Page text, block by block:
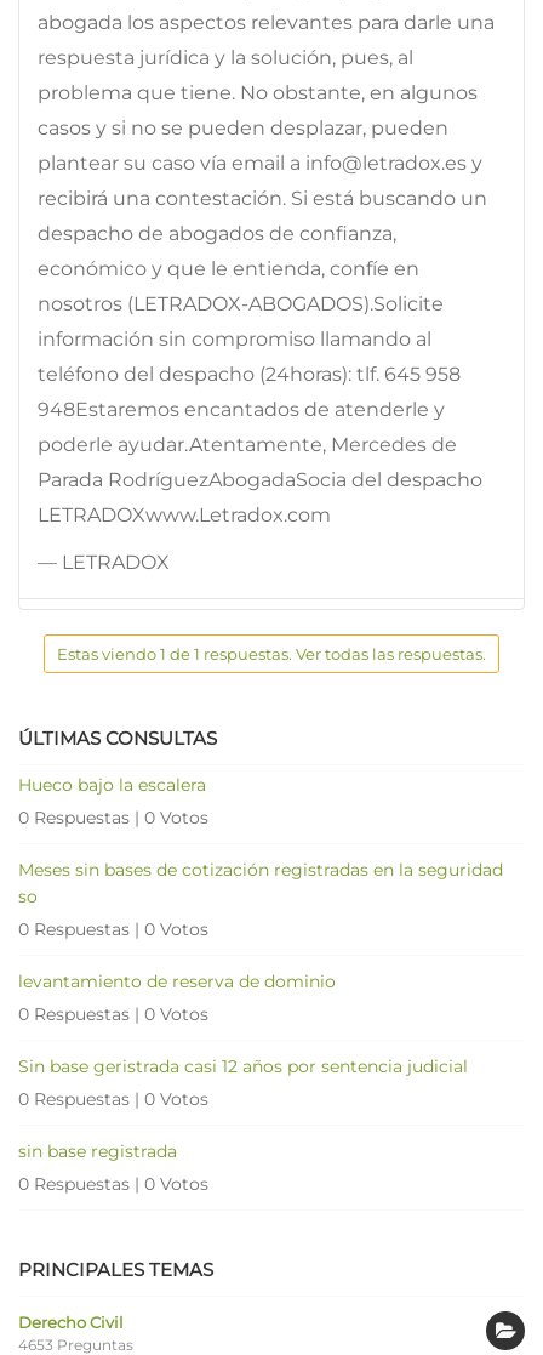
abogada los aspectos relevantes para darle una
respuesta jurídica y la solución, pues, al
problema que tiene. No obstante, en algunos
casos y si no se pueden desplazar, pueden
plantear su caso vía email a info@letradox.es y
recibirá una contestación. Si está buscando un
despacho de abogados de confianza,
económico y que le entienda, confíe en
nosotros (LETRADOX-ABOGADOS).Solicite
información sin compromiso llamando al
teléfono del despacho (24horas): tlf. 645 958
948Estaremos encantados de atenderle y
poderle ayudar.Atentamente, Mercedes de
Parada RodríguezAbogadaSocia del despacho
LETRADOXwww.Letradox.com
— LETRADOX
Estas viendo 1 de 1 respuestas. Ver todas las respuestas.
ÚLTIMAS CONSULTAS
Hueco bajo la escalera
0 Respuestas | 0 Votos
Meses sin bases de cotización registradas en la seguridad
so
0 Respuestas | 0 Votos
levantamiento de reserva de dominio
0 Respuestas | 0 Votos
Sin base geristrada casi 12 años por sentencia judicial
0 Respuestas | 0 Votos
sin base registrada
0 Respuestas | 0 Votos
PRINCIPALES TEMAS
Derecho Civil
4653 Preguntas